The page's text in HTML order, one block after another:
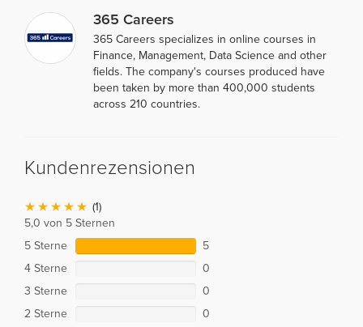
365 Careers
365 Careers specializes in online courses in
Finance, Management, Data Science and other
fields. The company's courses produced have
been taken by more than 400,000 students
across 210 countries.
Kundenrezensionen
(1)
5,0 von 5 Sternen
5 Sterne
5
4 Sterne
0
3 Sterne
0
2 Sterne
0